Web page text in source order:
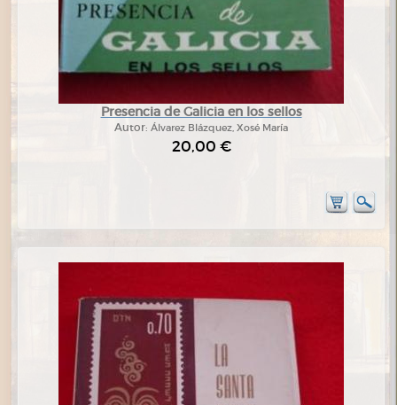
Presencia de Galicia en los sellos
Autor: Álvarez Blázquez, Xosé María
20,00 €